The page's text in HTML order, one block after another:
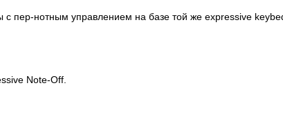
пер-нотным управлением на базе той же expressive
Note-Off.